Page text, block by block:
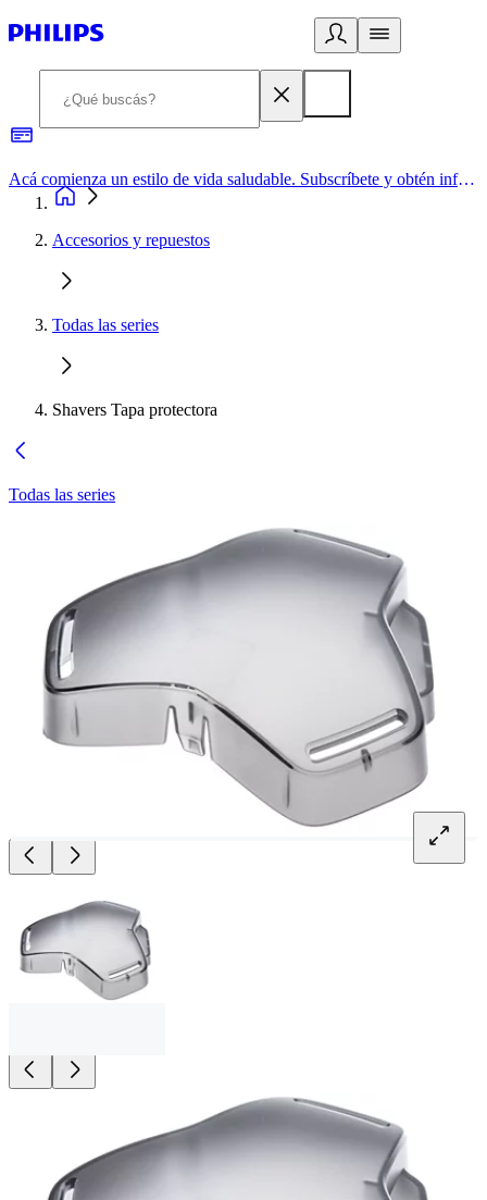
Acá comienza un estilo de vida saludable. Subscríbete y obtén información de primera mano
Accesorios y repuestos
Todas las series
Shavers Tapa protectora
Todas las series